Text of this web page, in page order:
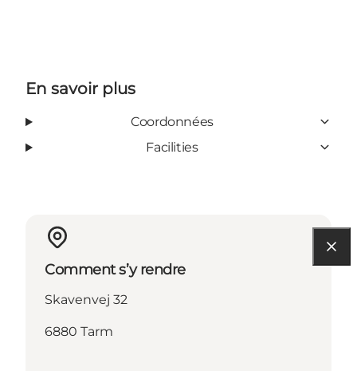
En savoir plus
Coordonnées
Facilities
Comment s’y rendre
Skavenvej 32
6880 Tarm